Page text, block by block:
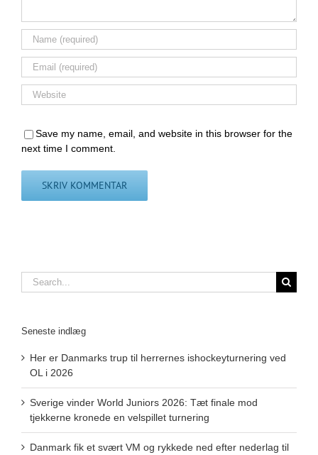
Save my name, email, and website in this browser for the
next time I comment.
Search
for:
Seneste indlæg
Her er Danmarks trup til herrernes ishockeyturnering ved
OL i 2026
Sverige vinder World Juniors 2026: Tæt finale mod
tjekkerne kronede en velspillet turnering
Danmark fik et svært VM og rykkede ned efter nederlag til